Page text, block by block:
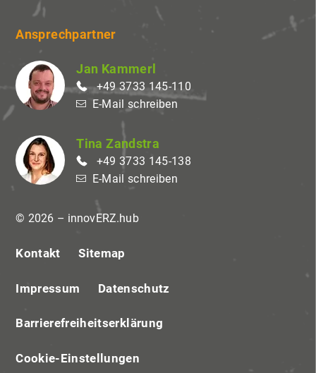
Ansprechpartner
Jan Kammerl
+49 3733 145-110
E-Mail schreiben
Tina Zandstra
+49 3733 145-138
E-Mail schreiben
© 2026 – innovERZ.hub
Kontakt Sitemap
Impressum Datenschutz
Barrierefreiheitserklärung
Cookie-Einstellungen